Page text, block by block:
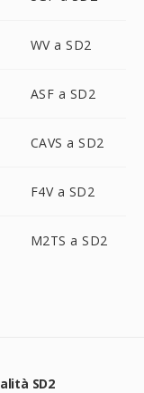
WV a SD2
ASF a SD2
CAVS a SD2
F4V a SD2
M2TS a SD2
SD2